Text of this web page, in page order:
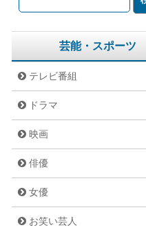
芸能・スポーツ
テレビ番組
ドラマ
映画
俳優
女優
お笑い芸人